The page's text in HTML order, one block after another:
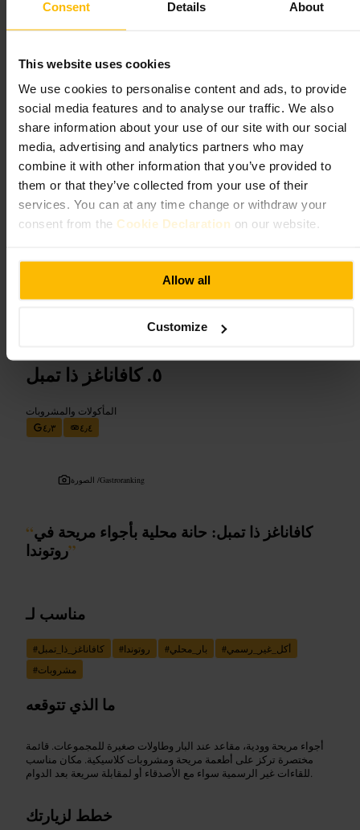
Consent Details About
This website uses cookies
We use cookies to personalise content and ads, to provide
social media features and to analyse our traffic. We also
share information about your use of our site with our social
media, advertising and analytics partners who may
combine it with other information that you’ve provided to
them or that they’ve collected from your use of their
services. You can at any time change or withdraw your
consent from the Cookie Declaration on our website.
Allow all
Customize
#
صديق_للمسافر_العزبي # بارات_هادئة
ما الذي تتوقعه
غرف عملية مع تركيز على الراحة الأساسية مثل فراش مريح وخدمة
تنظيف منتظمة. الاستقبال عملي ومباشر، الجو مناسب للمسافرين
الباحثين عن مكان مركزي وغير معقّد. توقع بيئة حضرية قريبة من مقاهي
ومطاعم ومواصلات.
خطط لزيارتك
احجز مقدمًا إذا وصلت مساء أو في عطلة أسبوع، لتضمن غرفة في جهة
متسعًا للمشي حول الفندق، ستجد خيارات طعام ومقاهي قريبة يستحقون
التجربة.
42 بولتون ست، دبلن، D01 EH56، أيرلندا
كافاناغز ذا تمبل
المأكولات والمشروبات
٤٫٣
٤٫٤
الصورة /Gastroranking
“كافاناغز ذا تمبل: حانة محلية بأجواء مريحة في
روتوندا”
مناسب لـ
#كافاناغز_ذا_تمبل #روتوندا #بار_محلي #أكل_غير_رسمي
#مشروبات
ما الذي تتوقعه
أجواء مريحة وودية، مقاعد عند البار وطاولات صغيرة للمجموعات. قائمة
مختصرة تركز على أطعمة مريحة ومشروبات كلاسيكية. مكان مناسب
للقاءات غير الرسمية سواء مع الأصدقاء أو لمقابلة سريعة بعد الدوام.
خطط لزيارتك